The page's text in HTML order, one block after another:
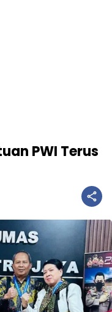
PWI Terus